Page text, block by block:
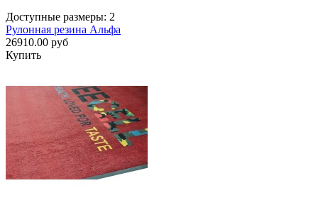
Доступные размеры: 2
Рулонная резина Альфа
26910.00 руб
Купить